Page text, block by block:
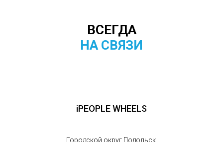
ВСЕГДА
НА СВЯЗИ
iPEOPLE WHEELS
Городской округ Подольск,